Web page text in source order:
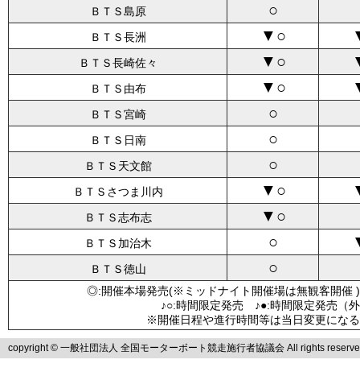
ＢＴＳ島原 ○
ＢＴＳ長洲 ▼○
ＢＴＳ長崎佐々 ▼○
ＢＴＳ由布 ▼○
ＢＴＳ宮崎 ○
ＢＴＳ日南 ○
ＢＴＳ天文館 ○
ＢＴＳさつま川内 ▼○
ＢＴＳ志布志 ▼○
ＢＴＳ加治木 ○
ＢＴＳ徳山 ○
◎:開催本場発売(※ミッドナイト開催場は無観客
♪○:時間限定発売 ♪●:時間限定発売
※開催日程や進行時間等は当日変更にな
copyright © 一般社団法人 全国モーターボート競走施行者協議会 All rights